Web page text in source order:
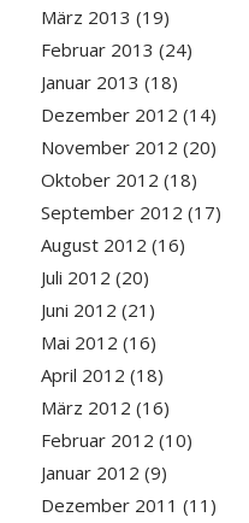
März 2013 (19)
Februar 2013 (24)
Januar 2013 (18)
Dezember 2012 (14)
November 2012 (20)
Oktober 2012 (18)
September 2012 (17)
August 2012 (16)
Juli 2012 (20)
Juni 2012 (21)
Mai 2012 (16)
April 2012 (18)
März 2012 (16)
Februar 2012 (10)
Januar 2012 (9)
Dezember 2011 (11)